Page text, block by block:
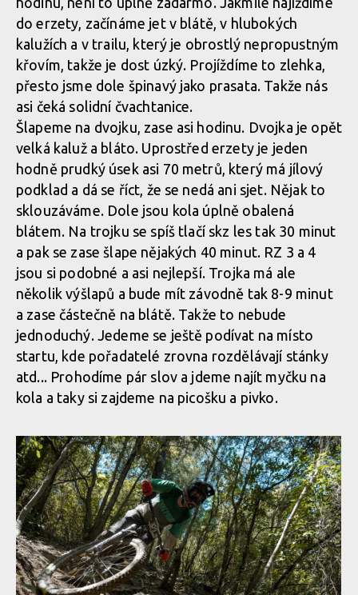
do erzety, začínáme jet v blátě, v hlubokých
kalužích a v trailu, který je obrostlý nepropustným
křovím, takže je dost úzký. Projíždíme to zlehka,
přesto jsme dole špinavý jako prasata. Takže nás
asi čeká solidní čvachtanice.
Šlapeme na dvojku, zase asi hodinu. Dvojka je opět
velká kaluž a bláto. Uprostřed erzety je jeden
hodně prudký úsek asi 70 metrů, který má jílový
podklad a dá se říct, že se nedá ani sjet. Nějak to
sklouzáváme. Dole jsou kola úplně obalená
blátem. Na trojku se spíš tlačí skz les tak 30 minut
a pak se zase šlape nějakých 40 minut. RZ 3 a 4
jsou si podobné a asi nejlepší. Trojka má ale
několik výšlapů a bude mít závodně tak 8-9 minut
a zase částečně na blátě. Takže to nebude
jednoduchý. Jedeme se ještě podívat na místo
startu, kde pořadatelé zrovna rozdělávají stánky
atd... Prohodíme pár slov a jdeme najít myčku na
kola a taky si zajdeme na picošku a pivko.